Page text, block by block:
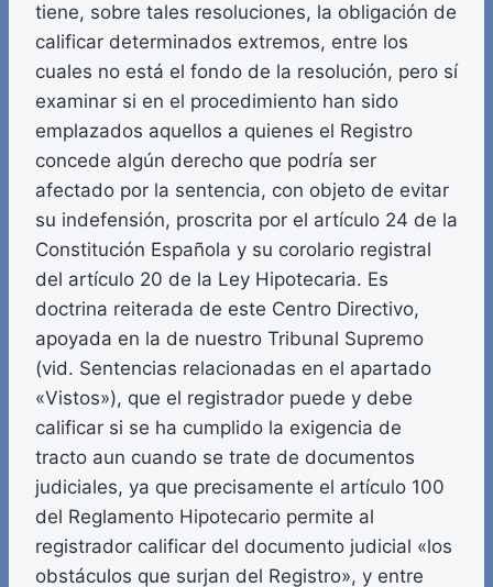
tiene, sobre tales resoluciones, la obligación de
calificar determinados extremos, entre los
cuales no está el fondo de la resolución, pero sí
examinar si en el procedimiento han sido
emplazados aquellos a quienes el Registro
concede algún derecho que podría ser
afectado por la sentencia, con objeto de evitar
su indefensión, proscrita por el artículo 24 de la
Constitución Española y su corolario registral
del artículo 20 de la Ley Hipotecaria. Es
doctrina reiterada de este Centro Directivo,
apoyada en la de nuestro Tribunal Supremo
(vid. Sentencias relacionadas en el apartado
«Vistos»), que el registrador puede y debe
calificar si se ha cumplido la exigencia de
tracto aun cuando se trate de documentos
judiciales, ya que precisamente el artículo 100
del Reglamento Hipotecario permite al
registrador calificar del documento judicial «los
obstáculos que surjan del Registro», y entre